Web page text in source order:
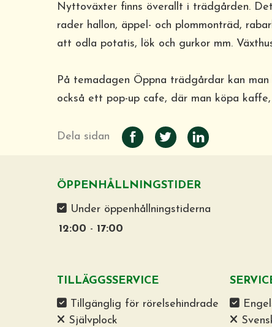
Nyttoväxter finns överallt i trädgården.
rader hallon, äppel- och plommonträd,
att odla potatis, lök och gurkor mm.
På temadagen Öppna trädgårdar kan
också ett pop-up cafe, där man köpa
Dela sidan
ÖPPENHÅLLNINGSTIDER
Under öppenhållningstiderna
12:00 - 17:00
TILLÄGGSSERVICE
Tillgänglig för rörelsehindrade
Självplock